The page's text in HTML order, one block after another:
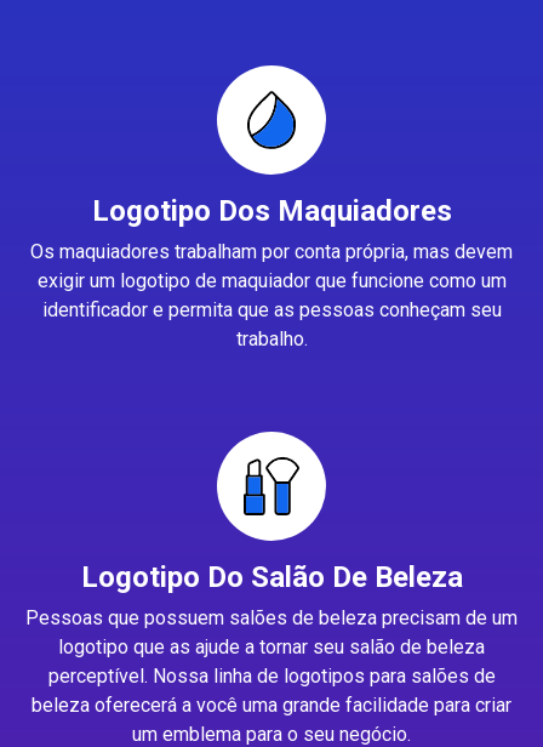
Logotipo Dos Maquiadores
Os maquiadores trabalham por conta própria, mas devem
exigir um logotipo de maquiador que funcione como um
identificador e permita que as pessoas conheçam seu
trabalho.
Logotipo Do Salão De Beleza
Pessoas que possuem salões de beleza precisam de um
logotipo que as ajude a tornar seu salão de beleza
perceptível. Nossa linha de logotipos para salões de
beleza oferecerá a você uma grande facilidade para criar
um emblema para o seu negócio.